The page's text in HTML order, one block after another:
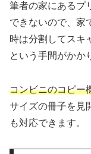
筆者の家にあるプ
できないので、家
時は分割してスキ
という手間がかか
コンビニのコピー
サイズの冊子を見
も対応できます。